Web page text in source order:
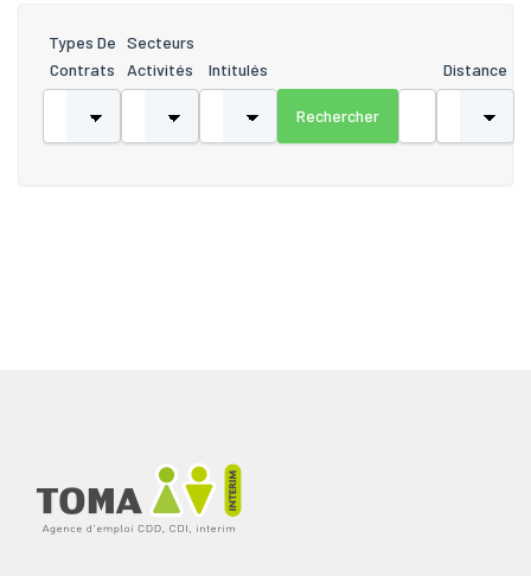
Distance
Types De
Contrats
Secteurs
Activités
Intitulés